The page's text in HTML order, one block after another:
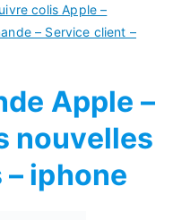
colis Apple –
– Service client –
Apple –
nouvelles
iphone